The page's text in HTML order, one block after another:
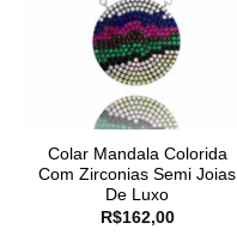
Colar Mandala Colorida
Com Zirconias Semi Joias
De Luxo
R$162,00